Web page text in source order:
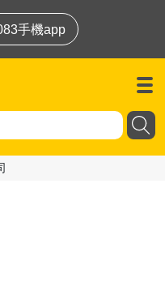
手機app